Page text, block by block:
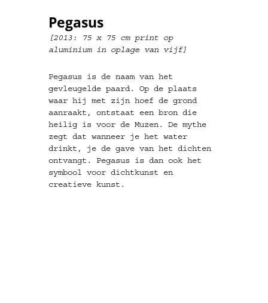
Pegasus
[2013: 75 x 75 cm print op
aluminium in oplage van vijf]
Pegasus is de naam van het
gevleugelde paard. Op de plaats
waar hij met zijn hoef de grond
aanraakt, ontstaat een bron die
heilig is voor de Muzen. De mythe
zegt dat wanneer je het water
drinkt, je de gave van het dichten
ontvangt. Pegasus is dan ook het
symbool voor dichtkunst en
creatieve kunst.